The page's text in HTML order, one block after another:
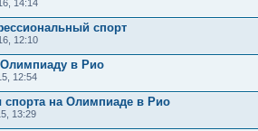
14:14
спорт
12:10
Олимпиаду в Рио
12:54
спорта на Олимпиаде в Рио
13:29